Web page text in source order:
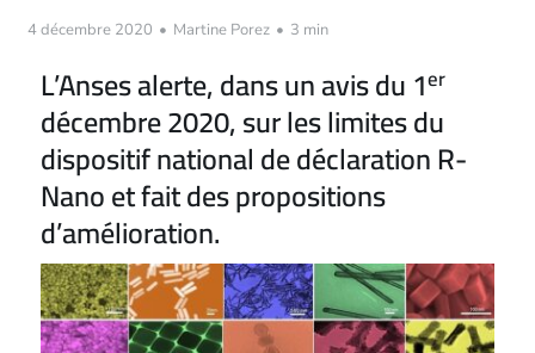
4 décembre 2020 • Martine Porez • 3 min
L’Anses alerte, dans un avis du 1er
décembre 2020, sur les limites du
dispositif national de déclaration R-
Nano et fait des propositions
d’amélioration.